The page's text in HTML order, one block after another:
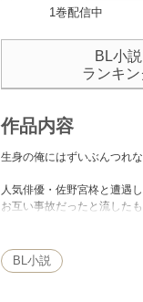
1巻配信中
BL小説
ランキン
作品内容
生身の俺にはずいぶんつれ
人気俳優・佐野宮柊と遭遇
お互い事故だったと流した
ないで、欲しい、逃げなく
相手はアルファの中のアル
BL小説